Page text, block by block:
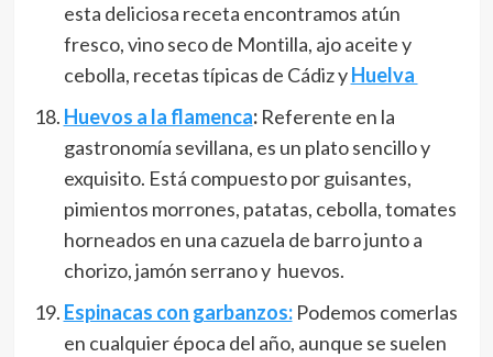
esta deliciosa receta encontramos atún
fresco, vino seco de Montilla, ajo aceite y
cebolla, recetas típicas de Cádiz yHuelva
Huevos a la flamenca:Referente en la
gastronomía sevillana, es un plato sencillo y
exquisito. Está compuesto por guisantes,
pimientos morrones, patatas, cebolla, tomates
horneados en una cazuela de barro junto a
chorizo, jamón serrano y huevos.
Espinacas con garbanzos:Podemos comerlas
en cualquier época del año, aunque se suelen